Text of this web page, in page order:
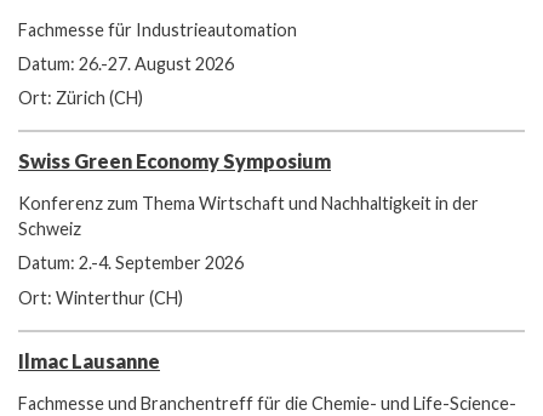
Fachmesse für Industrieautomation
Datum: 26.-27. August 2026
Ort: Zürich (CH)
Swiss Green Economy Symposium
Konferenz zum Thema Wirtschaft und Nachhaltigkeit in der
Schweiz
Datum: 2.-4. September 2026
Ort: Winterthur (CH)
Ilmac Lausanne
Fachmesse und Branchentreff für die Chemie- und Life-Science-